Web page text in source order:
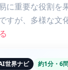
に重要な役割を
すが、多様な文
世界ナビ 約1分・6